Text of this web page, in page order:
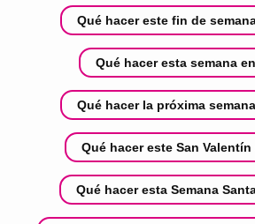
Qué hacer este fin de
Qué hacer esta semana
Qué hacer la próxima
Qué hacer este San
Qué hacer esta Semana